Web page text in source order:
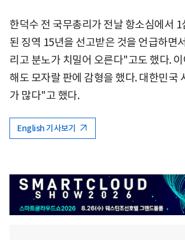
한덕수 전 국무총리가 전날 항소심에서 1
된 징역 15년을 선고받은 것을 언급하면
리고 분노가 치밀어 오른다"고도 했다.
해도 모자랄 판에 감형을 했다. 대한민국
가 많다"고 했다.
English 기사보기